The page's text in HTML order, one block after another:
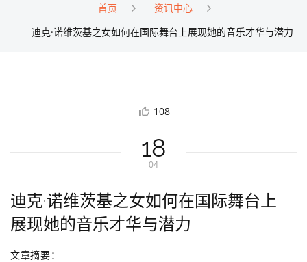
首页
资讯中心
迪克·诺维茨基之女如何在国际舞台上展现她的音乐才华与潜力
108
18
04
迪克·诺维茨基之女如何在国际舞台上
展现她的音乐才华与潜力
文章摘要：